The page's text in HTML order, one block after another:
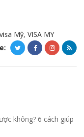
Mỹ, VISA MY
không? 6 cách giúp